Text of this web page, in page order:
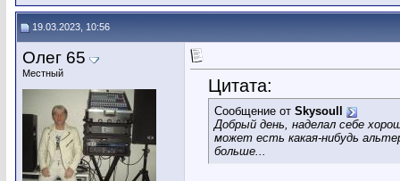
19.03.2023, 10:56
Олег 65
Местный
Цитата:
Сообщение от Skysoull
Добрый день, наделал себе
может есть какая-нибудь
больше...